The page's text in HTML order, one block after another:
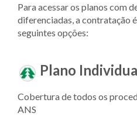
Para acessar os planos com
diferenciadas, a contratação
seguintes opções:
Plano
Cobertura de todos os
ANS